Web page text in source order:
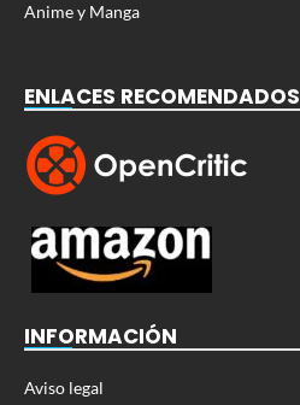
Anime y Manga
ENLACES RECOMENDADOS
INFORMACIÓN
Aviso legal